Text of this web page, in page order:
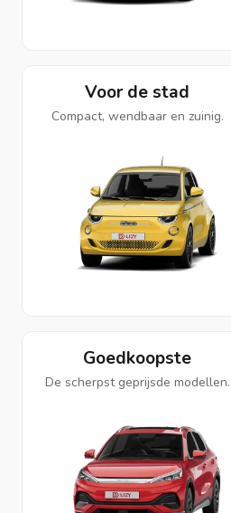
Voor de stad
Compact, wendbaar en zuinig.
Goedkoopste
De scherpst geprijsde modellen.